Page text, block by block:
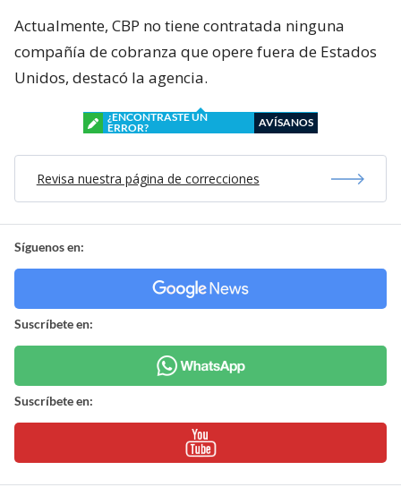
Actualmente, CBP no tiene contratada ninguna
compañía de cobranza que opere fuera de Estados
Unidos, destacó la agencia.
¿ENCONTRASTE UN
ERROR?
AVÍSANOS
Revisa nuestra página de correcciones
Síguenos en:
Suscríbete en:
Suscríbete en: